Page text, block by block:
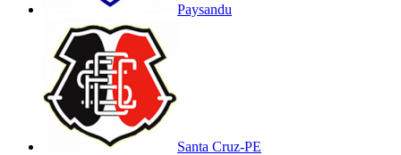
Paysandu
Santa Cruz-PE